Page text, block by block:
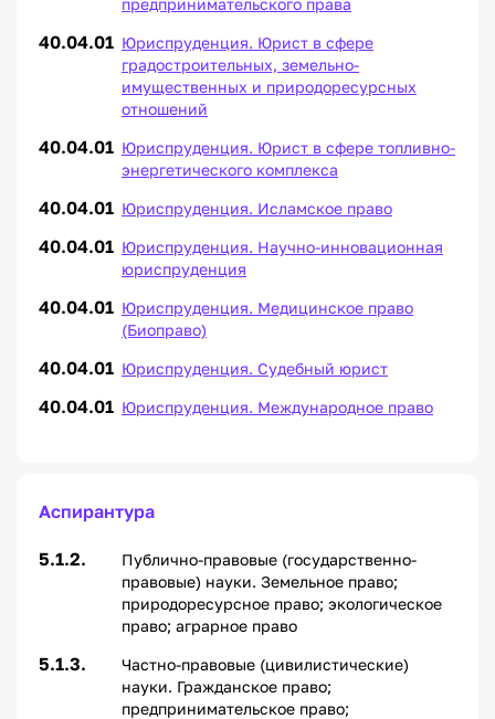
40.04.01 Юриспруденция. Юрист в сфере
градостроительных, земельно-
имущественных и природоресурсных
отношений
40.04.01 Юриспруденция. Юрист в сфере топливно-
энергетического комплекса
40.04.01 Юриспруденция. Исламское право
40.04.01 Юриспруденция. Научно-инновационная
юриспруденция
40.04.01 Юриспруденция. Медицинское право
(Биоправо)
40.04.01 Юриспруденция. Судебный юрист
40.04.01 Юриспруденция. Международное право
Аспирантура
5.1.2.
Публично-правовые (государственно-
правовые) науки. Земельное право;
природоресурсное право; экологическое
право; аграрное право
5.1.3.
Частно-правовые (цивилистические)
науки. Гражданское право;
предпринимательское право;